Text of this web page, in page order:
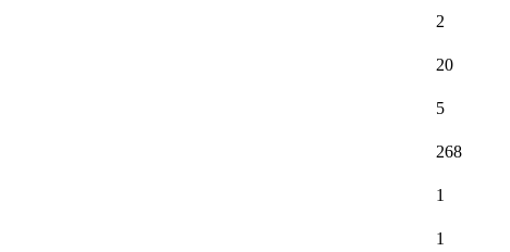
2
20
5
268
1
1